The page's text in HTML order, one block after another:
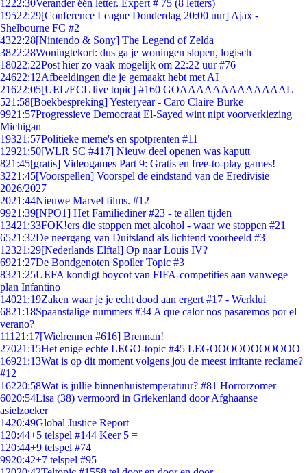
1222:30Verander één letter. Expert # 75 (8 letters)
19522:29[Conference League Donderdag 20:00 uur] Ajax -
Shelbourne FC #2
4322:28[Nintendo & Sony] The Legend of Zelda
3822:28Woningtekort: dus ga je woningen slopen, logisch
18022:22Post hier zo vaak mogelijk om 22:22 uur #76
24622:12Afbeeldingen die je gemaakt hebt met AI
21622:05[UEL/ECL live topic] #160 GOAAAAAAAAAAAAAL
521:58[Boekbespreking] Yesteryear - Caro Claire Burke
9921:57Progressieve Democraat El-Sayed wint nipt voorverkiezing
Michigan
19321:57Politieke meme's en spotprenten #11
12921:50[WLR SC #417] Nieuw deel openen was kaputt
821:45[gratis] Videogames Part 9: Gratis en free-to-play games!
3221:45[Voorspellen] Voorspel de eindstand van de Eredivisie
2026/2027
2021:44Nieuwe Marvel films. #12
9921:39[NPO1] Het Familiediner #23 - te allen tijden
13421:33FOK!ers die stoppen met alcohol - waar we stoppen #21
6521:32De neergang van Duitsland als lichtend voorbeeld #3
12321:29[Nederlands Elftal] Op naar Louis IV?
6921:27De Bondgenoten Spoiler Topic #3
8321:25UEFA kondigt boycot van FIFA-competities aan vanwege
plan Infantino
14021:19Zaken waar je je echt dood aan ergert #17 - Werklui
6821:18Spaanstalige nummers #34 A que calor nos pasaremos por el
verano?
111 21:17[Wielrennen #616] Brennan!
27021:15Het enige echte LEGO-topic #45 LEGOOOOOOOOOOO
16921:13Wat is op dit moment volgens jou de meest irritante reclame?
#12
16220:58Wat is jullie binnenhuistemperatuur? #81 Horrorzomer
6020:54Lisa (38) vermoord in Griekenland door Afghaanse
asielzoeker
1420:49Global Justice Report
1 20:44+5 telspel #144 Keer 5 =
1 20:44+9 telspel #74
9920:42+7 telspel #95